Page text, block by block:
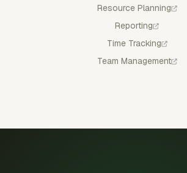
Resource Planning
Reporting
Time Tracking
Team Management